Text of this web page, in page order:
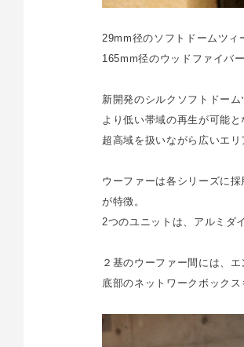
29mm径のソフトドームツィ
165mm径のウッドファイバ
新開発のシルクソフトドー
より低い帯域の再生が可能
超高域を扱いながら広いエ
ウーファーは各シリーズに
が特徴。
2つのユニットは、アルミダ
２基のウーファー間には、
底部のネットワークボック